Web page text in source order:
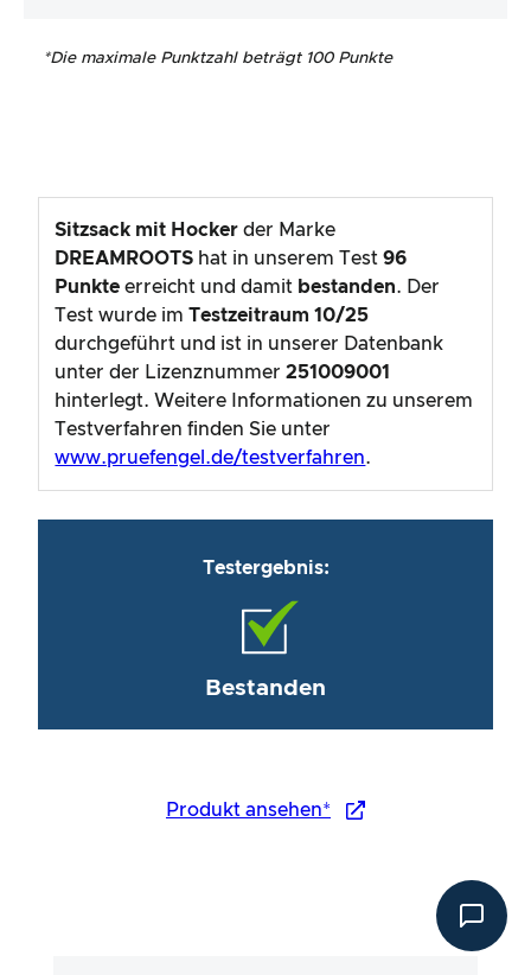
*Die maximale Punktzahl beträgt 100 Punkte
Sitzsack mit Hocker der Marke
DREAMROOTS hat in unserem Test 96
Punkteerreicht und damit bestanden. Der
Test wurde imTestzeitraum10/25
durchgeführt und ist in unserer Datenbank
unter der Lizenznummer251009001
hinterlegt. Weitere Informationen zu unserem
Testverfahren finden Sie unter
www.pruefengel.de/testverfahren.
Testergebnis:
Bestanden
Produkt ansehen*